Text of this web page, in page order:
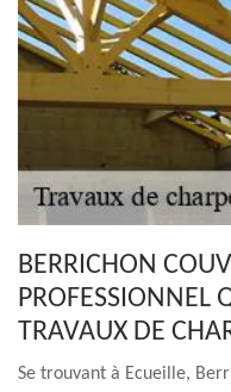
BERRICHON
PROFESSIONNEL
TRAVAUX DE
Se trouvant à Ecueille,